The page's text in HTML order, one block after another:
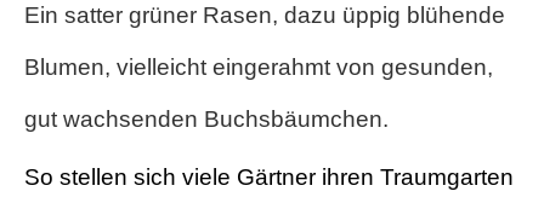
Ein satter grüner Rasen, dazu üppig blühende
Blumen, vielleicht eingerahmt von gesunden,
gut wachsenden Buchsbäumchen.
So stellen sich viele Gärtner ihren Traumgarten